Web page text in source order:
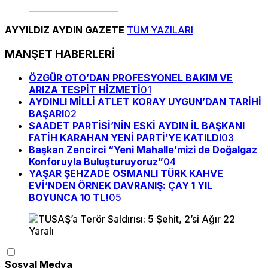
AYYILDIZ AYDIN GAZETE TÜM YAZILARI
MANŞET HABERLERİ
ÖZGÜR OTO’DAN PROFESYONEL BAKIM VE
ARIZA TESPİT HİZMETİ01
AYDINLI MİLLİ ATLET KORAY UYGUN’DAN TARİHİ
BAŞARI02
SAADET PARTİSİ’NİN ESKİ AYDIN İL BAŞKANI
FATİH KARAHAN YENİ PARTİ’YE KATILDI03
Başkan Zencirci “Yeni Mahalle’mizi de Doğalgaz
Konforuyla Buluşturuyoruz”04
YAŞAR ŞEHZADE OSMANLI TÜRK KAHVE
EVİ’NDEN ÖRNEK DAVRANIŞ: ÇAY 1 YIL
BOYUNCA 10 TL!05
Sosyal Medya